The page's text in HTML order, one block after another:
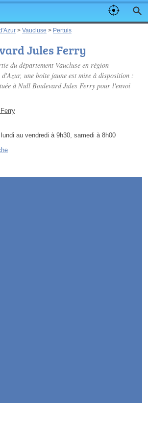
> Vaucluse > Pertuis
Jules Ferry
du département Vaucluse en région
une boite jaune est mise à disposition :
à Null Boulevard Jules Ferry pour l'envoi
lundi au vendredi à 9h30, samedi à 8h00